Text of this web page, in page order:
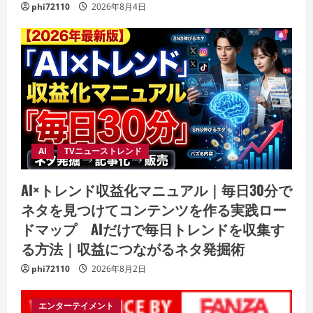
phi72110 2026年8月4日
AI TVニューストレンド
AI×トレンド収益化マニュアル｜毎日30分で
ネタを見つけてコンテンツを作る実践ロー
ドマップ AIだけで毎日トレンドを収集す
る方法｜収益につながるネタ発掘術
phi72110 2026年8月2日
エンターテイメント